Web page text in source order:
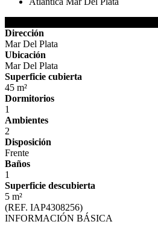
Dirección
Mar Del Plata
Ubicación
Mar Del Plata
Superficie cubierta
45 m²
Dormitorios
1
Ambientes
2
Disposición
Frente
Baños
1
Superficie descubierta
5 m²
(REF. IAP4308256)
INFORMACIÓN BÁSICA